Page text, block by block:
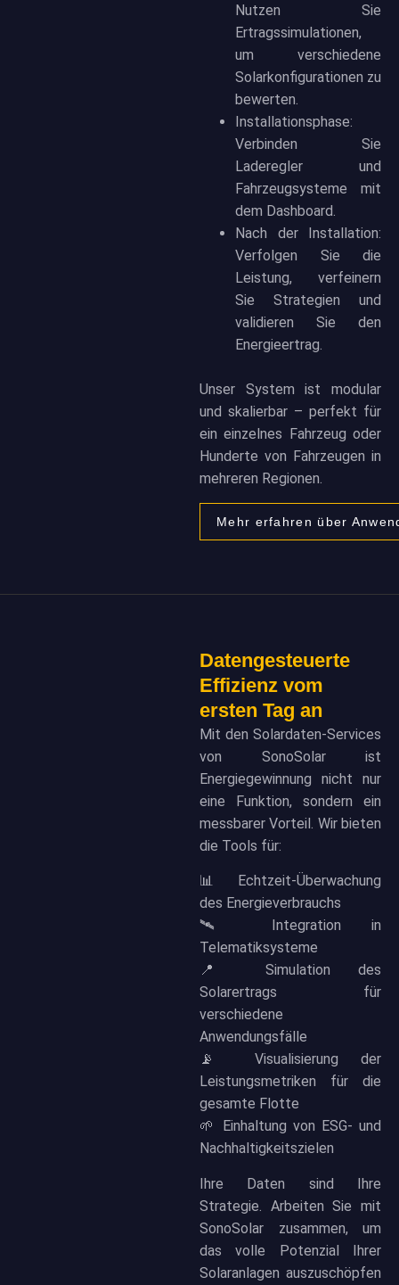
Nutzen Sie
Ertragssimulationen,
um verschiedene
Solarkonfigurationen zu
bewerten.
Installationsphase:
Verbinden Sie
Laderegler und
Fahrzeugsysteme mit
dem Dashboard.
Nach der Installation:
Verfolgen Sie die
Leistung, verfeinern
Sie Strategien und
validieren Sie den
Energieertrag.
Unser System ist modular
und skalierbar – perfekt für
ein einzelnes Fahrzeug oder
Hunderte von Fahrzeugen in
mehreren Regionen.
Mehr erfahren über
Datengesteuerte
Effizienz vom
ersten Tag an
Mit den Solardaten-Services
von SonoSolar ist
Energiegewinnung nicht nur
eine Funktion, sondern ein
messbarer Vorteil. Wir bieten
die Tools für:
📊 Echtzeit-Überwachung
des Energieverbrauchs
🛰️ Integration in
Telematiksysteme
📍 Simulation des
Solarertrags für
verschiedene
Anwendungsfälle
📡 Visualisierung der
Leistungsmetriken für die
gesamte Flotte
🌱 Einhaltung von ESG- und
Nachhaltigkeitszielen
Ihre Daten sind Ihre
Strategie. Arbeiten Sie mit
SonoSolar zusammen, um
das volle Potenzial Ihrer
Solaranlagen auszuschöpfen